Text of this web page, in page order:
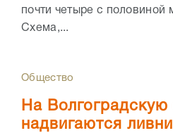
почти четыре с половиной
Схема,...
Общество
На Волгоградскую
надвигаются